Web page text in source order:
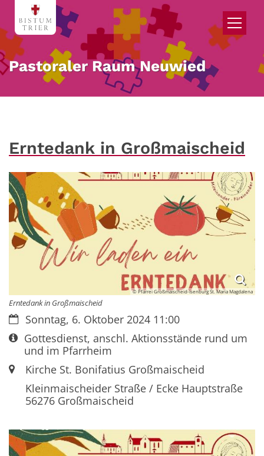
Zum Inhalt springen
Pastoraler Raum Neuwied
Erntedank in Großmaischeid
© Pfarrei Großmaischeid-Isenburg St. Maria Magdalena
Erntedank in Großmaischeid
Datum:Sonntag, 6. Oktober 2024 11:00
Art bzw. Nummer:
Gottesdienst, anschl. Aktionsstände rund um
und im Pfarrheim
Ort:Kirche St. Bonifatius Großmaischeid
Kleinmaischeider Straße / Ecke Hauptstraße
56276Großmaischeid